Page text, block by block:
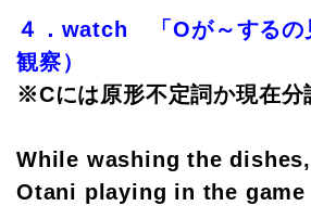
４．watch 「Oが～するの
観察）
※Cには原形不定詞か現在分
While washing the
Otani playing in the game